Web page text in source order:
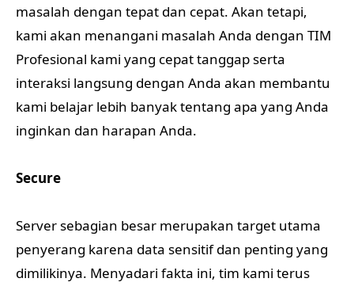
masalah dengan tepat dan cepat. Akan tetapi,
kami akan menangani masalah Anda dengan TIM
Profesional kami yang cepat tanggap serta
interaksi langsung dengan Anda akan membantu
kami belajar lebih banyak tentang apa yang Anda
inginkan dan harapan Anda.
Secure
Server sebagian besar merupakan target utama
penyerang karena data sensitif dan penting yang
dimilikinya. Menyadari fakta ini, tim kami terus